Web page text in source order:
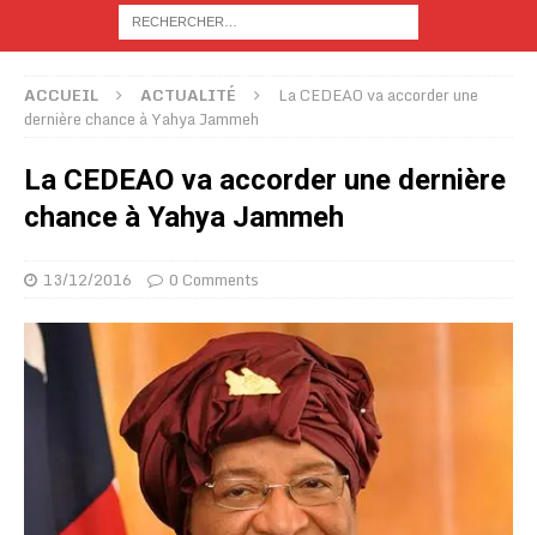
ACCUEIL ACTUALITÉ
La CEDEAO va accorder une
dernière chance à Yahya Jammeh
La CEDEAO va accorder une dernière
chance à Yahya Jammeh
13/12/2016 0 Comments